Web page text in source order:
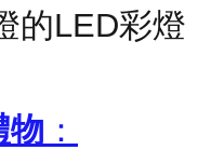
的LED彩
物 ：